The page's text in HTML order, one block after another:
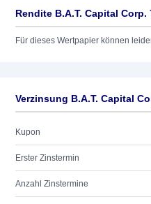
Rendite B.A.T. Capital Corp.
Für dieses Wertpapier können
Verzinsung B.A.T. Capital
Kupon
Erster Zinstermin
Anzahl Zinstermine